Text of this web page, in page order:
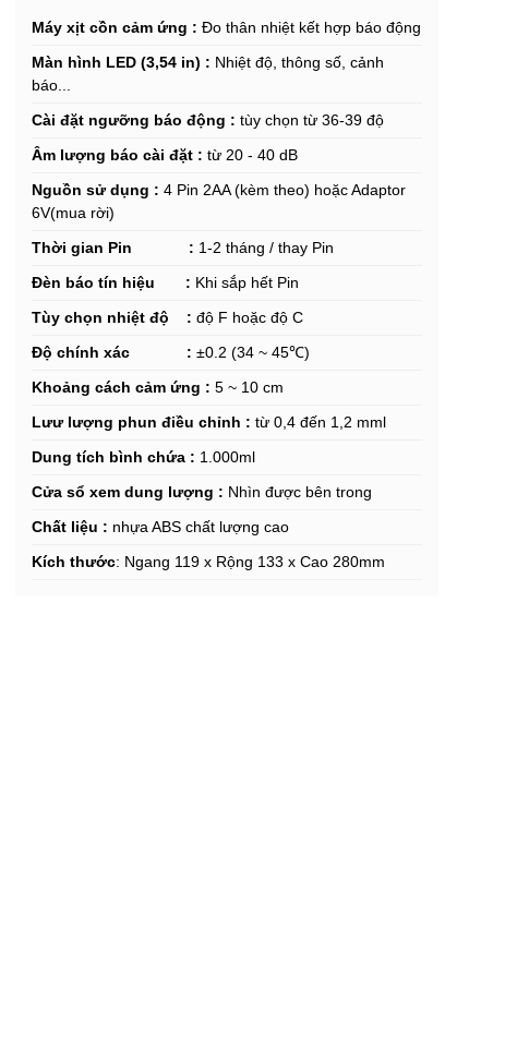
Máy xịt cồn cảm ứng : Đo thân nhiệt kết hợp báo động
Màn hình LED (3,54 in) : Nhiệt độ, thông số, cảnh
báo...
Cài đặt ngưỡng báo động : tùy chọn từ 36-39 độ
Âm lượng báo cài đặt : từ 20 - 40 dB
Nguồn sử dụng : 4 Pin 2AA (kèm theo) hoặc Adaptor
6V(mua rời)
Thời gian Pin : 1-2 tháng / thay Pin
Đèn báo tín hiệu : Khi sắp hết Pin
Tùy chọn nhiệt độ : độ F hoặc độ C
Độ chính xác : ±0.2 (34 ~ 45℃)
Khoảng cách cảm ứng : 5 ~ 10 cm
Lưư lượng phun điều chỉnh : từ 0,4 đến 1,2 mml
Dung tích bình chứa : 1.000ml
Cửa sổ xem dung lượng : Nhìn được bên trong
Chất liệu : nhựa ABS chất lượng cao
Kích thước: Ngang 119 x Rộng 133 x Cao 280mm